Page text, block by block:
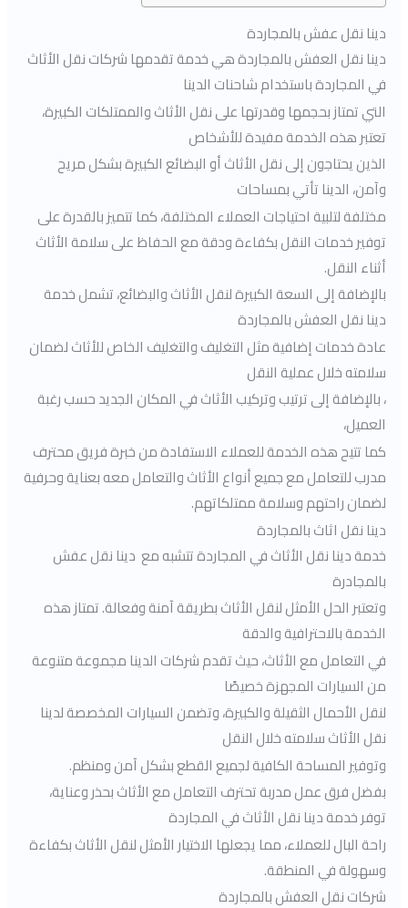
دينا نقل عفش بالمجاردة
دينا نقل العفش بالمجاردة هي خدمة تقدمها شركات نقل الأثاث
في المجاردة باستخدام شاحنات الدينا
التي تمتاز بحجمها وقدرتها على نقل الأثاث والممتلكات الكبيرة،
تعتبر هذه الخدمة مفيدة للأشخاص
الذين يحتاجون إلى نقل الأثاث أو البضائع الكبيرة بشكل مريح
وآمن، الدينا تأتي بمساحات
مختلفة لتلبية احتياجات العملاء المختلفة، كما تتميز بالقدرة على
توفير خدمات النقل بكفاءة ودقة مع الحفاظ على سلامة الأثاث
أثناء النقل.
بالإضافة إلى السعة الكبيرة لنقل الأثاث والبضائع، تشمل خدمة
دينا نقل العفش بالمجاردة
عادة خدمات إضافية مثل التغليف والتغليف الخاص للأثاث لضمان
سلامته خلال عملية النقل
، بالإضافة إلى ترتيب وتركيب الأثاث في المكان الجديد حسب رغبة
العميل،
كما تتيح هذه الخدمة للعملاء الاستفادة من خبرة فريق محترف
مدرب للتعامل مع جميع أنواع الأثاث والتعامل معه بعناية وحرفية
لضمان راحتهم وسلامة ممتلكاتهم.
دينا نقل اثاث بالمجاردة
خدمة دينا نقل الأثاث في المجاردة تتشبه مع دينا نقل عفش
بالمجادرة
وتعتبر الحل الأمثل لنقل الأثاث بطريقة آمنة وفعالة. تمتاز هذه
الخدمة بالاحترافية والدقة
في التعامل مع الأثاث، حيث تقدم شركات الدينا مجموعة متنوعة
من السيارات المجهزة خصيصًا
لنقل الأحمال الثقيلة والكبيرة، وتضمن السيارات المخصصة لدينا
نقل الأثاث سلامته خلال النقل
وتوفير المساحة الكافية لجميع القطع بشكل آمن ومنظم.
بفضل فرق عمل مدربة تحترف التعامل مع الأثاث بحذر وعناية،
توفر خدمة دينا نقل الأثاث في المجاردة
راحة البال للعملاء، مما يجعلها الاختيار الأمثل لنقل الأثاث بكفاءة
وسهولة في المنطقة.
شركات نقل العفش بالمجاردة